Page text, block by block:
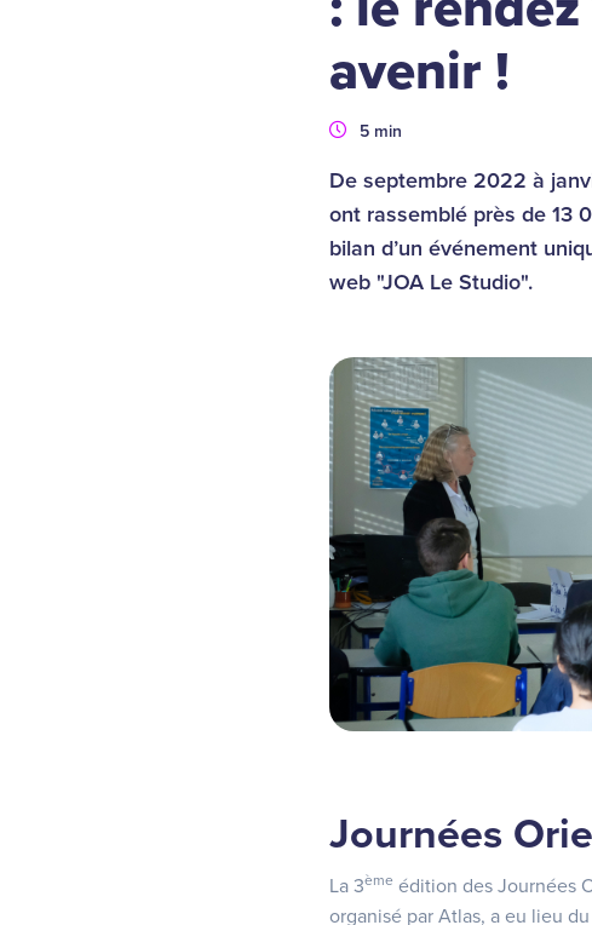
avenir !
Durée
5 min
De septembre 2022 à
ont rassemblé près de 13
bilan d’un événement
web "JOA Le Studio".
Journées
La 3ème édition des Journées
organisé par Atlas, a eu lieu